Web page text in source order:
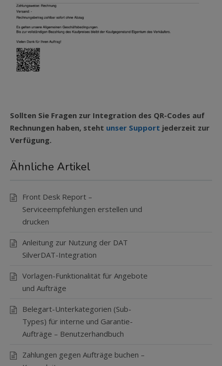
Sollten Sie Fragen zur Integration des QR-Codes auf
Rechnungen haben, steht unser Support jederzeit zur
Verfügung.
Ähnliche Artikel
Front Desk Report –
Serviceempfehlungen erstellen und
drucken
Anleitung zur Nutzung der DAT
SilverDAT-Integration
Vorlagen-Funktionalität für Angebote
und Aufträge
Belegart-Unterkategorien (Sub-
Types) für interne und Garantie-
Aufträge – Benutzerhandbuch
Zahlungen gegen Aufträge buchen –